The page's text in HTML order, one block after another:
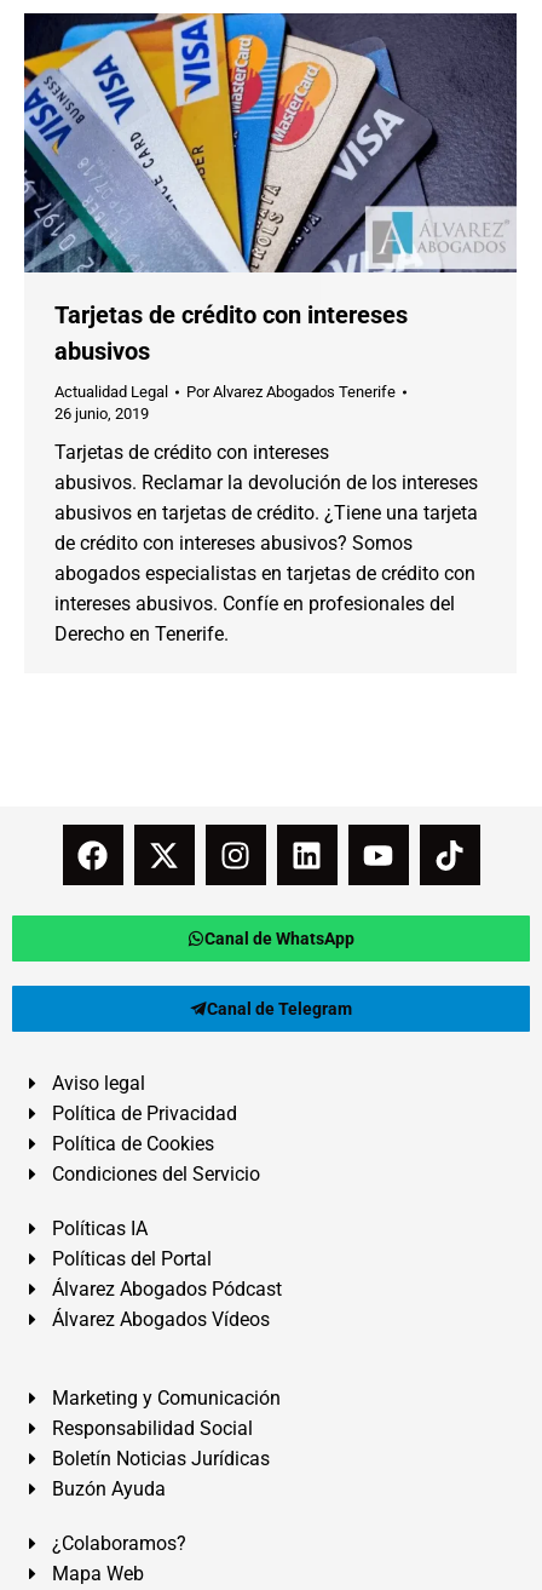
Tarjetas de crédito con intereses
abusivos
Actualidad Legal PorAlvarez Abogados Tenerife
26 junio, 2019
Tarjetas de crédito con intereses
abusivos. Reclamar la devolución de los intereses
abusivos en tarjetas de crédito. ¿Tiene una tarjeta
de crédito con intereses abusivos? Somos
abogados especialistas en tarjetas de crédito con
intereses abusivos. Confíe en profesionales del
Derecho en Tenerife.
Canal de WhatsApp
Canal de Telegram
Aviso legal
Política de Privacidad
Política de Cookies
Condiciones del Servicio
Políticas IA
Políticas del Portal
Álvarez Abogados Pódcast
Álvarez Abogados Vídeos
Marketing y Comunicación
Responsabilidad Social
Boletín Noticias Jurídicas
Buzón Ayuda
¿Colaboramos?
Mapa Web